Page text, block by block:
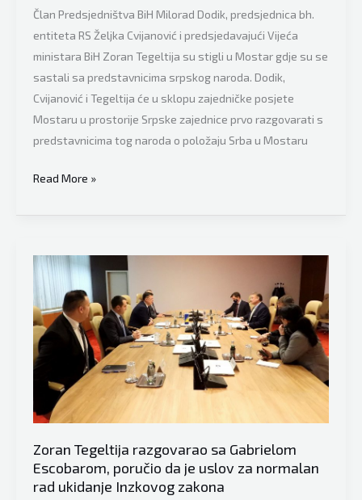
ispred
televizije”
Član Predsjedništva BiH Milorad Dodik, predsjednica bh.
entiteta RS Željka Cvijanović i predsjedavajući Vijeća
ministara BiH Zoran Tegeltija su stigli u Mostar gdje su se
sastali sa predstavnicima srpskog naroda. Dodik,
Cvijanović i Tegeltija će u sklopu zajedničke posjete
Mostaru u prostorije Srpske zajednice prvo razgovarati s
predstavnicima tog naroda o položaju Srba u Mostaru
PUTUJUĆA
Milorad
Željka
Cvijanović
i
Zoran
Tegeltija
u
Mostaru
posjetili
Srba,
pa
će
Read More »
Zoran Tegeltija razgovarao sa Gabrielom
Escobarom, poručio da je uslov za normalan
rad ukidanje Inzkovog zakona